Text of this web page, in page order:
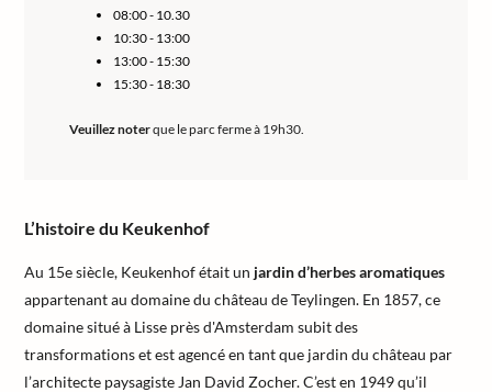
08:00 - 10.30
10:30 - 13:00
13:00 - 15:30
15:30 - 18:30
Veuillez noterque le parc ferme à 19h30.
L’histoire du Keukenhof
Au 15e siècle, Keukenhof était un jardin d’herbes aromatiques
appartenant au domaine du château de Teylingen. En 1857, ce
domaine situé à Lisse près d'Amsterdam subit des
transformations et est agencé en tant que jardin du château par
l’architecte paysagiste Jan David Zocher. C’est en 1949 qu’il